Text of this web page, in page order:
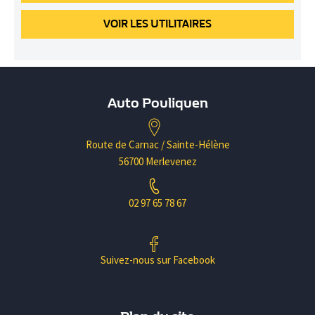
VOIRLES UTILITAIRES
Auto Pouliquen
Route de Carnac / Sainte-Hélène
56700 Merlevenez
02 97 65 78 67
Suivez-nous sur Facebook